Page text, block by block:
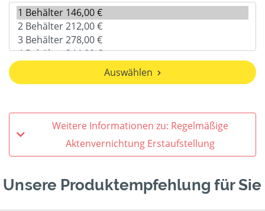
Auswählen
Weitere Informationen zu: Regelmäßige
Aktenvernichtung Erstaufstellung
Unsere Produktempfehlung für Sie